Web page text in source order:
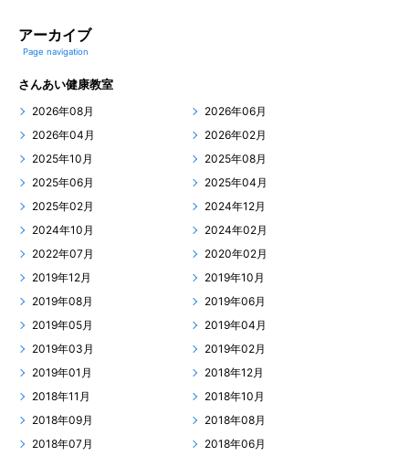
アーカイブ
Page navigation
さんあい健康教室
2026年08月
2026年06月
2026年04月
2026年02月
2025年10月
2025年08月
2025年06月
2025年04月
2025年02月
2024年12月
2024年10月
2024年02月
2022年07月
2020年02月
2019年12月
2019年10月
2019年08月
2019年06月
2019年05月
2019年04月
2019年03月
2019年02月
2019年01月
2018年12月
2018年11月
2018年10月
2018年09月
2018年08月
2018年07月
2018年06月